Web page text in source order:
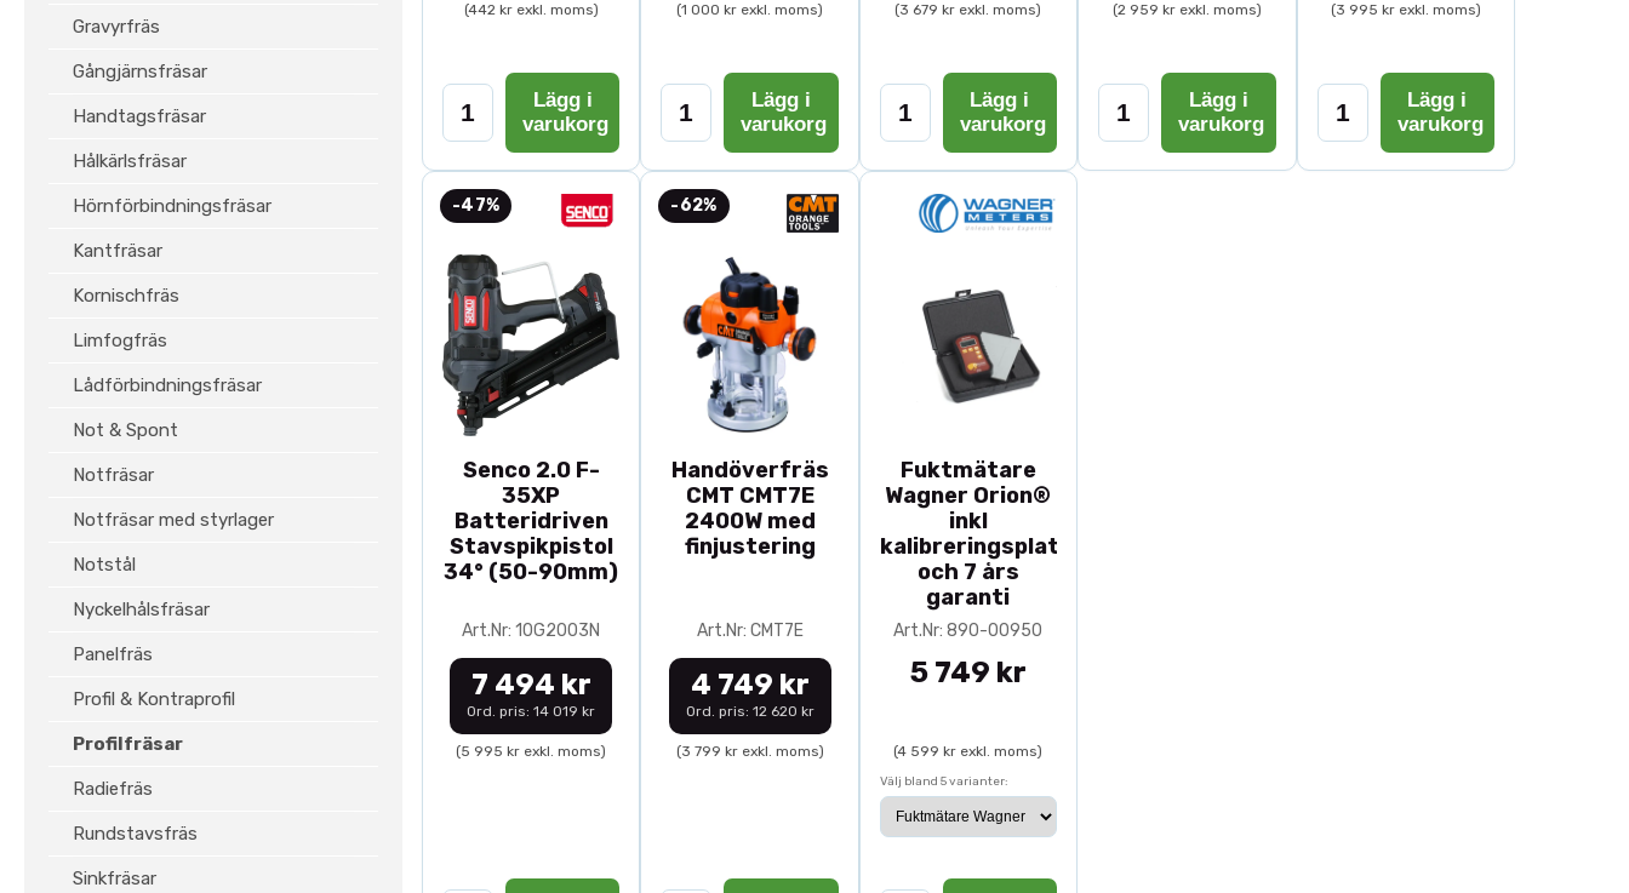
Gravyrfräs
Gångjärnsfräsar
Handtagsfräsar
Hålkärlsfräsar
Hörnförbindningsfräsar
Kantfräsar
Kornischfräs
Limfogfräs
Lådförbindningsfräsar
Not & Spont
Notfräsar
Notfräsar med styrlager
Notstål
Nyckelhålsfräsar
Panelfräs
Profil & Kontraprofil
Profilfräsar
Radiefräs
Rundstavsfräs
Sinkfräsar
(442 kr exkl. moms)
Lägg i
varukorg
(1 000 kr exkl. moms)
Lägg i
varukorg
(3 679 kr exkl. moms)
Lägg i
varukorg
(2 959 kr exkl. moms)
Lägg i
varukorg
(3 995 kr exkl. moms)
Lägg i
varukorg
-47%
Senco 2.0 F-
35XP
Batteridriven
Stavspikpistol
34° (50-90mm)
Art.Nr: 10G2003N
7 494 kr
Ord. pris: 14 019 kr
(5 995 kr exkl. moms)
-62%
Handöverfräs
CMT CMT7E
2400W med
finjustering
Art.Nr: CMT7E
4 749 kr
Ord. pris: 12 620 kr
(3 799 kr exkl. moms)
Fuktmätare
Wagner Orion®
inkl
kalibreringsplatta
och 7 års
garanti
Art.Nr: 890-00950
5 749 kr
(4 599 kr exkl. moms)
Välj bland 5 varianter: